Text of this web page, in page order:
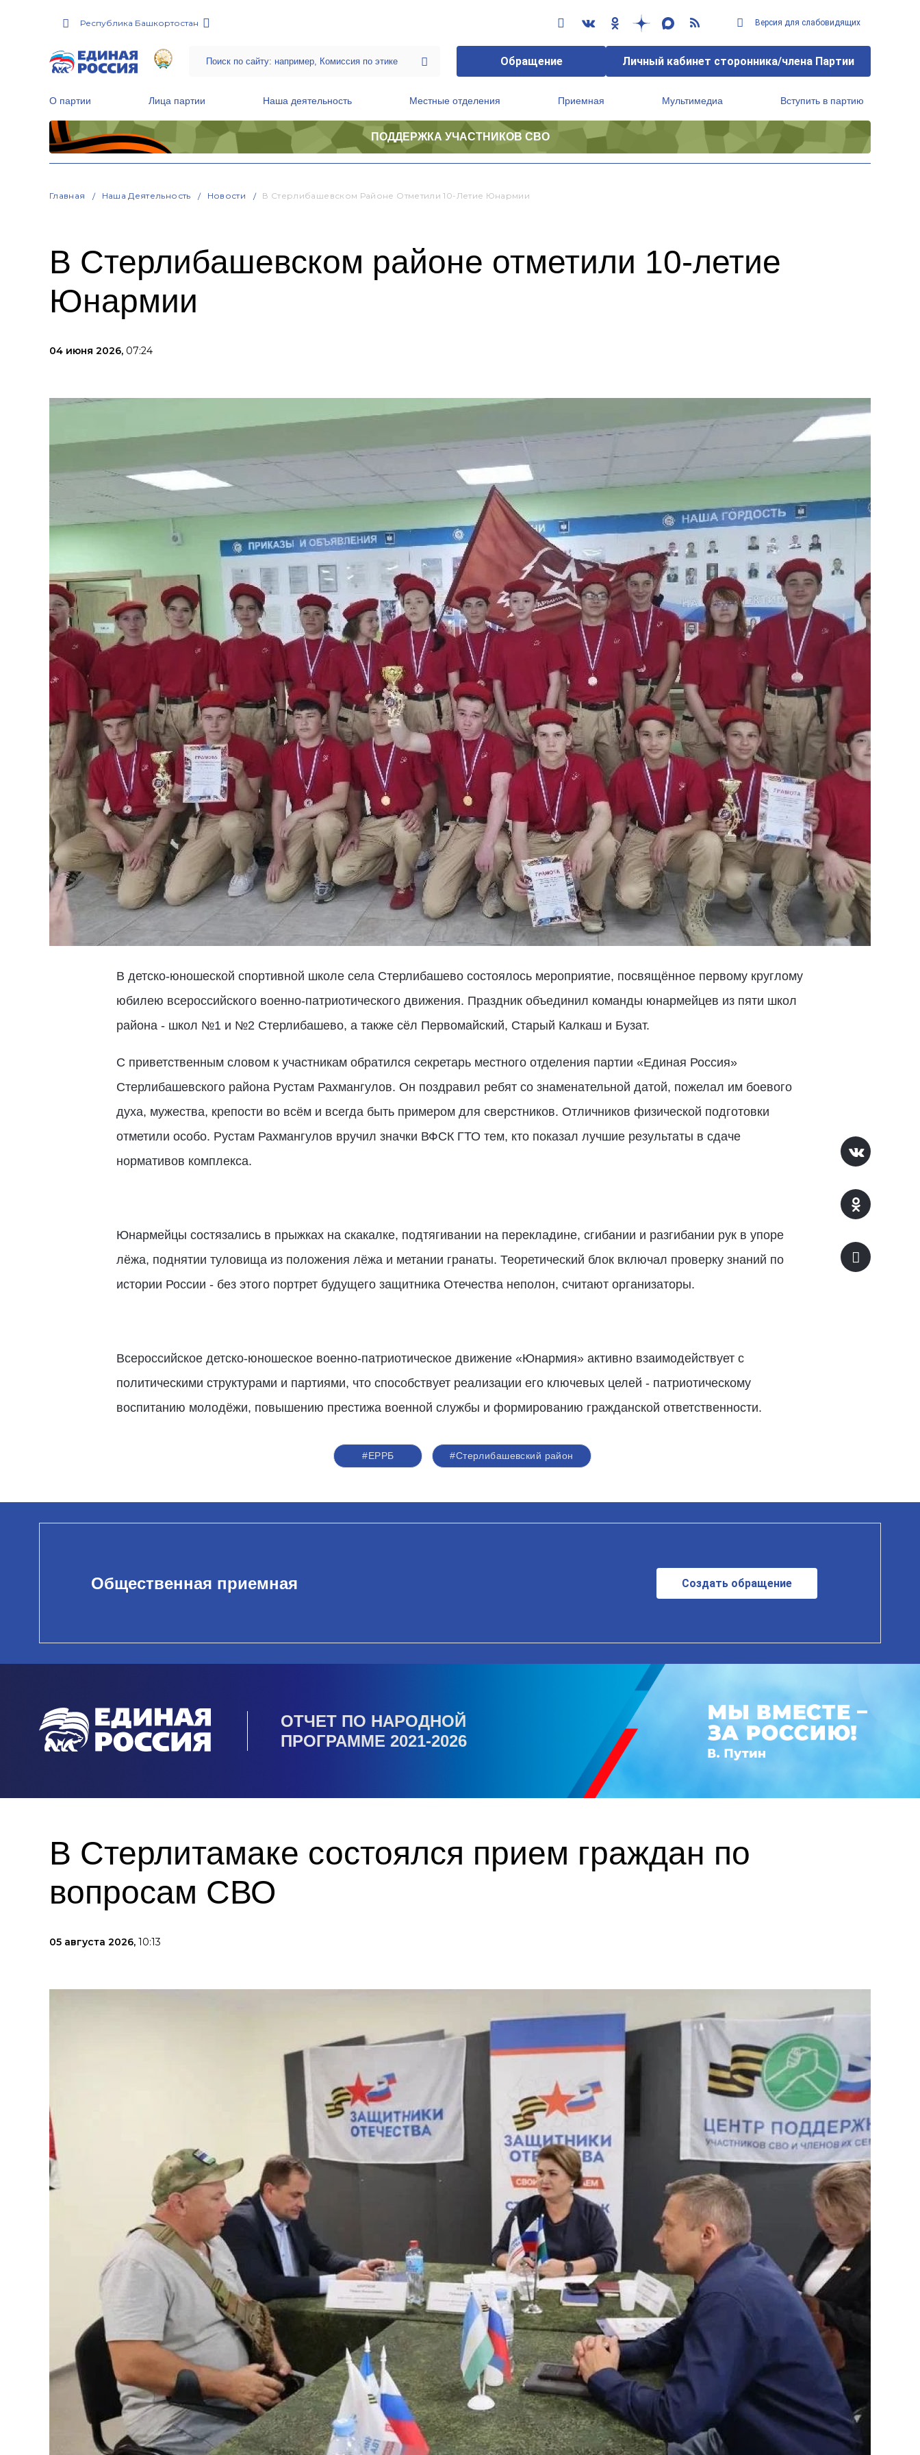
Республика Башкортостан Версия для слабовидящих
Обращение Личный кабинет сторонника/члена Партии
О партии Лица партии Наша деятельность Местные отделения Приемная Мультимедиа Вступить в партию
ПОДДЕРЖКА УЧАСТНИКОВ СВО
Главная Наша Деятельность Новости В Стерлибашевском Районе Отметили 10-Летие Юнармии
В Стерлибашевском районе отметили 10-летие
Юнармии
04 июня 2026, 07:24
В детско-юношеской спортивной школе села Стерлибашево состоялось мероприятие, посвящённое первому круглому
юбилею всероссийского военно-патриотического движения. Праздник объединил команды юнармейцев из пяти школ
района - школ №1 и №2 Стерлибашево, а также сёл Первомайский, Старый Калкаш и Бузат.
С приветственным словом к участникам обратился секретарь местного отделения партии «Единая Россия»
Стерлибашевского района Рустам Рахмангулов. Он поздравил ребят со знаменательной датой, пожелал им боевого
духа, мужества, крепости во всём и всегда быть примером для сверстников. Отличников физической подготовки
отметили особо. Рустам Рахмангулов вручил значки ВФСК ГТО тем, кто показал лучшие результаты в сдаче
нормативов комплекса.
Юнармейцы состязались в прыжках на скакалке, подтягивании на перекладине, сгибании и разгибании рук в упоре
лёжа, поднятии туловища из положения лёжа и метании гранаты. Теоретический блок включал проверку знаний по
истории России - без этого портрет будущего защитника Отечества неполон, считают организаторы.
Всероссийское детско-юношеское военно-патриотическое движение «Юнармия» активно взаимодействует с
политическими структурами и партиями, что способствует реализации его ключевых целей - патриотическому
воспитанию молодёжи, повышению престижа военной службы и формированию гражданской ответственности.
#ЕРРБ #Стерлибашевский район
Общественная приемная Создать обращение
ОТЧЕТ ПО НАРОДНОЙ
ПРОГРАММЕ 2021-2026
В Стерлитамаке состоялся прием граждан по
вопросам СВО
05 августа 2026, 10:13